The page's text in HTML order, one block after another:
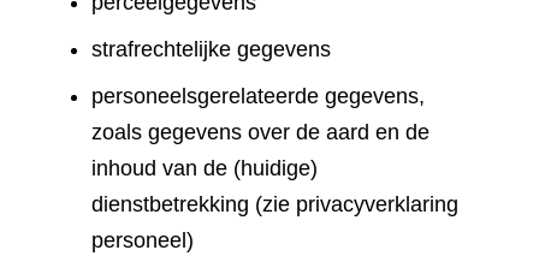
strafrechtelijke gegevens
personeelsgerelateerde gegevens,
zoals gegevens over de aard en de
inhoud van de (huidige)
dienstbetrekking (zie privacyverklaring
personeel)